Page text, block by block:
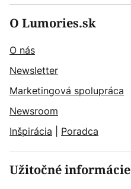
O Lumories.sk
O nás
Newsletter
Marketingová spolupráca
Newsroom
Inšpirácia
Poradca
Užitočné informácie